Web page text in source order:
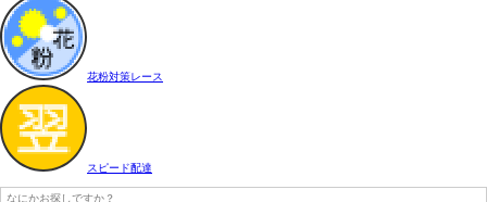
花粉対策レース
スピード配達